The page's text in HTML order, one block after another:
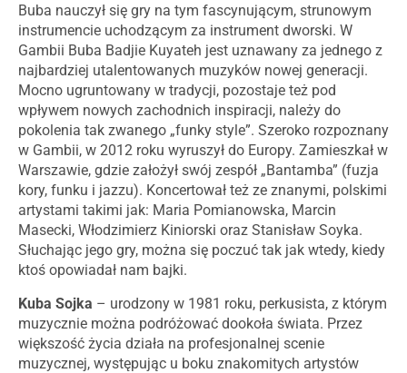
Buba nauczył się gry na tym fascynującym, strunowym
instrumencie uchodzącym za instrument dworski. W
Gambii Buba Badjie Kuyateh jest uznawany za jednego z
najbardziej utalentowanych muzyków nowej generacji.
Mocno ugruntowany w tradycji, pozostaje też pod
wpływem nowych zachodnich inspiracji, należy do
pokolenia tak zwanego „funky style”. Szeroko rozpoznany
w Gambii, w 2012 roku wyruszył do Europy. Zamieszkał w
Warszawie, gdzie założył swój zespół „Bantamba” (fuzja
kory, funku i jazzu). Koncertował też ze znanymi, polskimi
artystami takimi jak: Maria Pomianowska, Marcin
Masecki, Włodzimierz Kiniorski oraz Stanisław Soyka.
Słuchając jego gry, można się poczuć tak jak wtedy, kiedy
ktoś opowiadał nam bajki.
Kuba Sojka – urodzony w 1981 roku, perkusista, z którym
muzycznie można podróżować dookoła świata. Przez
większość życia działa na profesjonalnej scenie
muzycznej, występując u boku znakomitych artystów